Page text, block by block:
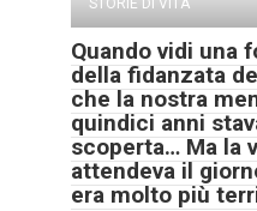
STORIE DI VITA
Quando vidi una
della fidanzata
che la nostra
quindici anni
scoperta… Ma la
attendeva il
era molto più